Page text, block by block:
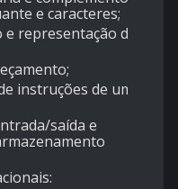
e caracteres;
representação de
instruções de uma
saída e